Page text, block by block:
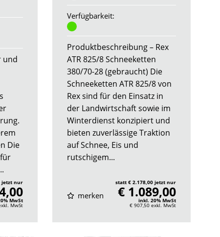
und
Die
jetzt nur
MwSt
MwSt
Verfügbarkeit:
Produktbeschreibung – Rex
ATR 825/8 Schneeketten
380/70-28 (gebraucht) Die
Schneeketten ATR 825/8 von
Rex sind für den Einsatz in
der Landwirtschaft sowie im
Winterdienst konzipiert und
bieten zuverlässige Traktion
auf Schnee, Eis und
rutschigem...
merken
statt € 2.178,00 jetzt nur
€ 1.089,00
inkl. 20% MwSt
€ 907,50 exkl. MwSt